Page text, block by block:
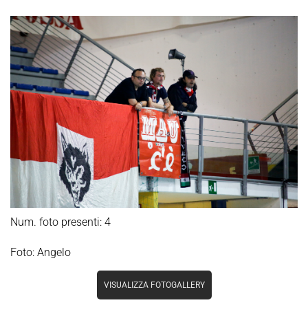
Num. foto presenti: 4
Foto: Angelo
VISUALIZZA FOTOGALLERY